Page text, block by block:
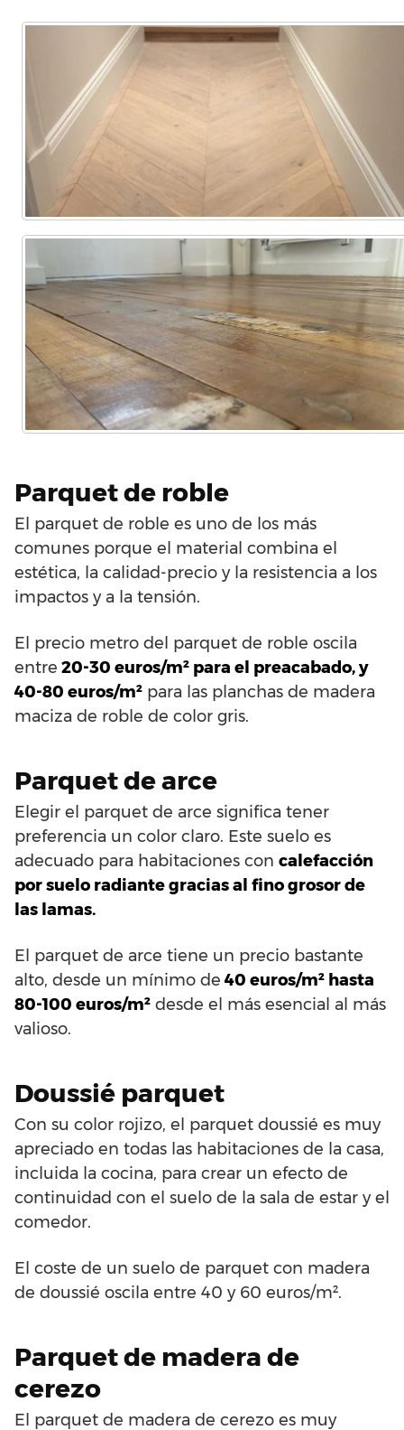
Parquet de roble
El parquet de roble es uno de los más
comunes porque el material combina el
estética, la calidad-precio y la resistencia a los
impactos y a la tensión.
El precio metro del parquet de roble oscila
entre 20-30 euros/m² para el preacabado, y
40-80 euros/m² para las planchas de madera
maciza de roble de color gris.
Parquet de arce
Elegir el parquet de arce significa tener
preferencia un color claro. Este suelo es
adecuado para habitaciones con calefacción
por suelo radiante gracias al fino grosor de
las lamas.
El parquet de arce tiene un precio bastante
alto, desde un mínimo de 40 euros/m² hasta
80-100 euros/m² desde el más esencial al más
valioso.
Doussié parquet
Con su color rojizo, el parquet doussié es muy
apreciado en todas las habitaciones de la casa,
incluida la cocina, para crear un efecto de
continuidad con el suelo de la sala de estar y el
comedor.
El coste de un suelo de parquet con madera
de doussié oscila entre 40 y 60 euros/m².
Parquet de madera de
cerezo
El parquet de madera de cerezo es muy